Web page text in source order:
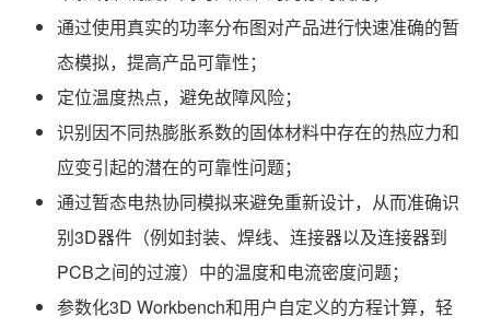
通过使用真实的功率分布图对产品进行快速准确的暂
态模拟，提高产品可靠性；
定位温度热点，避免故障风险；
识别因不同热膨胀系数的固体材料中存在的热应力和
应变引起的潜在的可靠性问题；
通过暂态电热协同模拟来避免重新设计，从而准确识
别3D器件（例如封装、焊线、连接器以及连接器到
PCB之间的过渡）中的温度和电流密度问题；
参数化3D Workbench和用户自定义的方程计算，轻